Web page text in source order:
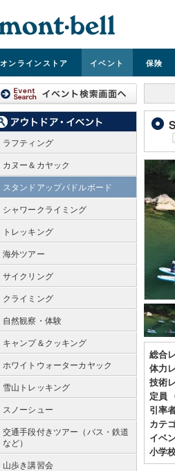
オンラインストア イベント 保険
総合
体力
技術
定員
引率
カテ
イベ
小学
ラフティング
カヌー＆カヤック
スタンドアップパドルボード
シャワークライミング
トレッキング
海外ツアー
サイクリング
クライミング
自然観察・体験
キャンプ＆クッキング
ホワイトウォーターカヤック
雪山トレッキング
スノーシュー
交通手段付きツアー（バス・鉄道
など）
山歩き講習会